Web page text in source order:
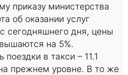
приказу министерства
об оказании услуг
сегодняшнего дня, цены
на 5%.
в такси – 11.1
прежнем уровне. В то же